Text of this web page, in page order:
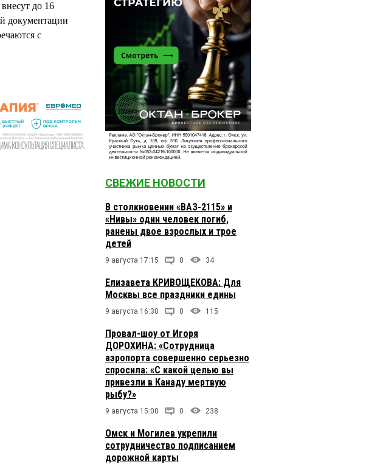
до 16
документации
с
СВЕЖИЕ НОВОСТИ
В столкновении «ВАЗ-2115» и
«Нивы» один человек погиб,
ранены двое взрослых и трое
детей
9 августа 17:15 0 34
Елизавета КРИВОЩЕКОВА: Для
Москвы все праздники едины
9 августа 16:30 0 115
Провал-шоу от Игоря
ДОРОХИНА: «Сотрудница
аэропорта совершенно серьезно
спросила: «С какой целью вы
привезли в Канаду мертвую
рыбу?»
9 августа 15:00 0 238
Омск и Могилев укрепили
сотрудничество подписанием
дорожной карты